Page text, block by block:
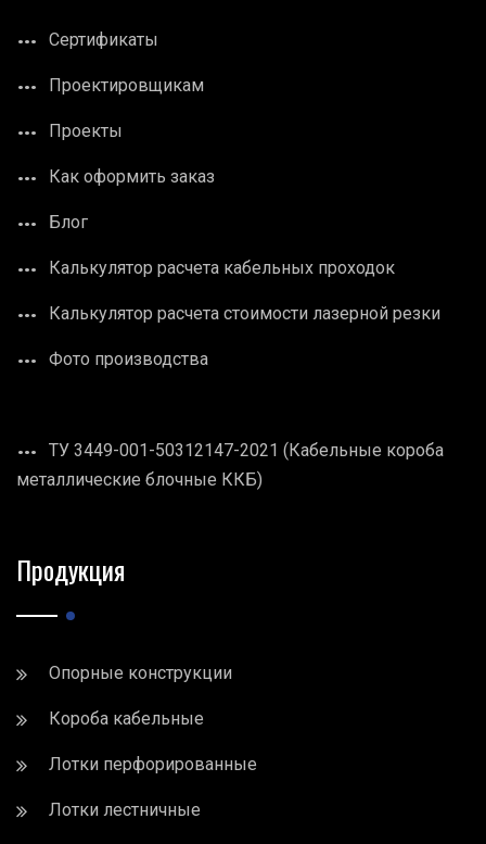
Сертификаты
Проектировщикам
Проекты
Как оформить заказ
Блог
Калькулятор расчета кабельных проходок
Калькулятор расчета стоимости лазерной резки
Фото производства
ТУ 3449-001-50312147-2021 (Кабельные короба
металлические блочные ККБ)
Продукция
Опорные конструкции
Короба кабельные
Лотки перфорированные
Лотки лестничные